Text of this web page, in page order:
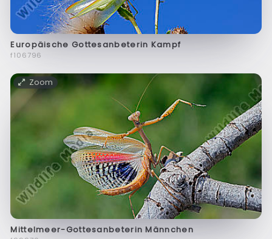
Europäische Gottesanbeterin Kampf
f106796
Zoom
Mittelmeer-Gottesanbeterin Männchen